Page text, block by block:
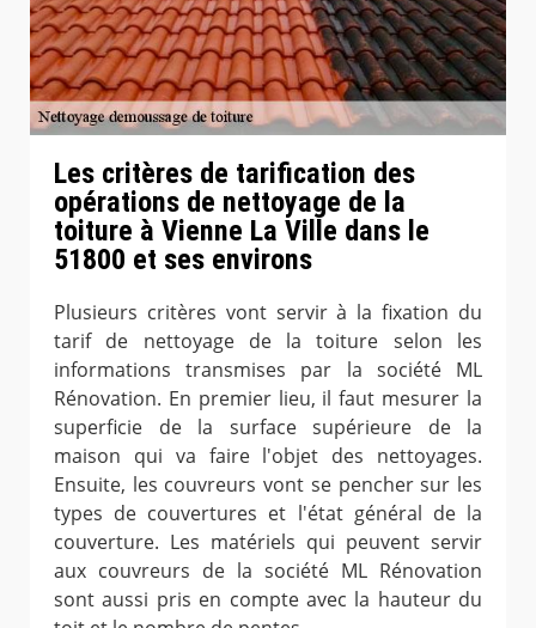
Les critères de tarification des
opérations de nettoyage de la
toiture à Vienne La Ville dans le
51800 et ses environs
Plusieurs critères vont servir à la fixation du
tarif de nettoyage de la toiture selon les
informations transmises par la société ML
Rénovation. En premier lieu, il faut mesurer la
superficie de la surface supérieure de la
maison qui va faire l'objet des nettoyages.
Ensuite, les couvreurs vont se pencher sur les
types de couvertures et l'état général de la
couverture. Les matériels qui peuvent servir
aux couvreurs de la société ML Rénovation
sont aussi pris en compte avec la hauteur du